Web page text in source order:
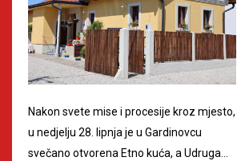
Nakon svete mise i procesije kroz mjesto,
u nedjelju 28. lipnja je u Gardinovcu
svečano otvorena Etno kuća, a Udruga…